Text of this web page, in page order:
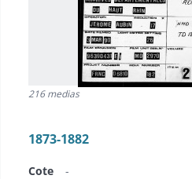
216 medias
1873-1882
Cote
-